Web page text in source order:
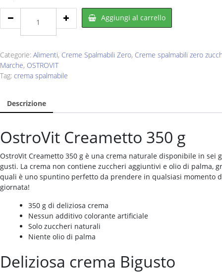
Creametto
Duo
g
quantity
Aggiungi al carrello
Categorie: Alimenti, Creme Spalmabili Zero, Creme spalmabili zero
Marche, OSTROVIT
Tag: crema spalmabile
Descrizione
OstroVit Creametto 350 g
OstroVit Creametto 350 g è una crema naturale disponibile in sei
gusti. La crema non contiene zuccheri aggiuntivi e olio di palma,
quali è uno spuntino perfetto da prendere in qualsiasi momento
giornata!
350 g di deliziosa crema
Nessun additivo colorante artificiale
Solo zuccheri naturali
Niente olio di palma
Deliziosa crema Bigusto